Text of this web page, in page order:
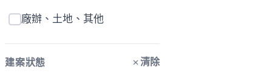
廠辦、土地、其他
建案狀態 清除